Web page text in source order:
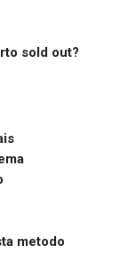
sold out?
metodo